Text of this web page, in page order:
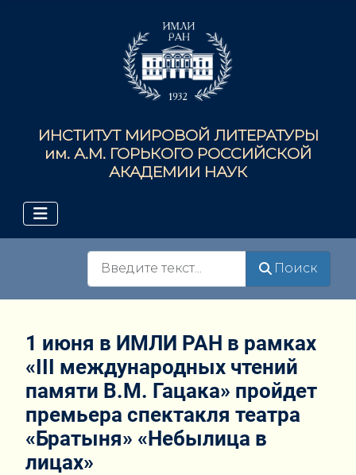
ИНСТИТУТ МИРОВОЙ ЛИТЕРАТУРЫ
им. А.М. ГОРЬКОГО РОССИЙСКОЙ
АКАДЕМИИ НАУК
Поиск
1 июня в ИМЛИ РАН в рамках
«III международных чтений
памяти В.М. Гацака» пройдет
премьера спектакля театра
«Братыня» «Небылица в
лицах»